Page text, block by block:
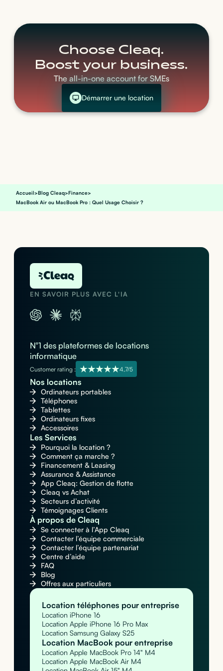
Choose Cleaq.
Boost your business.
The all-in-one account for SMEs
Démarrer une location
Accueil>Blog Cleaq>Finance>
MacBook Air ou MacBook Pro : Quel Usage Choisir ?
EN SAVOIR PLUS AVEC L'IA
N°1 des plateformes de locations
informatique
Customer rating : 4,7/5
Nos locations
Ordinateurs portables
Téléphones
Tablettes
Ordinateurs fixes
Accessoires
Les Services
Pourquoi la location ?
Comment ça marche ?
Financement & Leasing
Assurance & Assistance
App Cleaq: Gestion de flotte
Cleaq vs Achat
Secteurs d’activité
Témoignages Clients
À propos de Cleaq
Se connecter à l’App Cleaq
Contacter l’équipe commerciale
Contacter l’équipe partenariat
Centre d’aide
FAQ
Blog
Offres aux particuliers
Location téléphones pour entreprise
Location iPhone 16
Location Apple iPhone 16 Pro Max
Location Samsung Galaxy S25
Location MacBook pour entreprise
Location Apple MacBook Pro 14" M4
Location Apple MacBook Air M4